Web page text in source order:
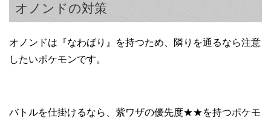
オノンドの対策
オノンドは『なわばり』を持つため、隣りを通るなら注意
したいポケモンです。
バトルを仕掛けるなら、紫ワザの優先度★★を持つポケモ